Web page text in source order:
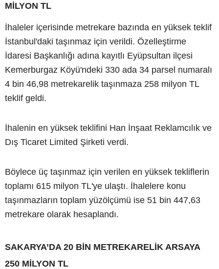
MİLYON TL
İhaleler içerisinde metrekare bazında en yüksek teklif
İstanbul'daki taşınmaz için verildi. Özelleştirme
İdaresi Başkanlığı adına kayıtlı Eyüpsultan ilçesi
Kemerburgaz Köyü'ndeki 330 ada 34 parsel numaralı
4 bin 46,98 metrekarelik taşınmaza 258 milyon TL
teklif geldi.
İhalenin en yüksek teklifini Han İnşaat Reklamcılık ve
Dış Ticaret Limited Şirketi verdi.
Böylece üç taşınmaz için verilen en yüksek tekliflerin
toplamı 615 milyon TL'ye ulaştı. İhalelere konu
taşınmazların toplam yüzölçümü ise 51 bin 447,63
metrekare olarak hesaplandı.
SAKARYA’DA 20 BİN METREKARELİK ARSAYA
250 MİLYON TL